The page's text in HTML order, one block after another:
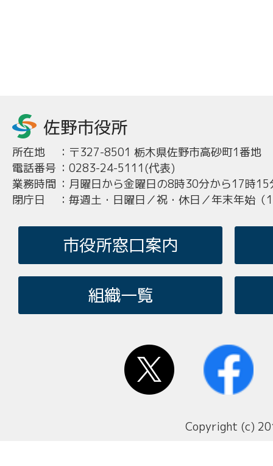
所在地 ： 〒327-8501 栃木県佐野市高砂町1番地
電話番号 ： 0283-24-5111(代表)
業務時間 ： 月曜日から金曜日の8時30分から17時15
閉庁日
： 毎週土・日曜日／祝・休日／年末年始
市役所窓口案内
組織一覧
Copyright (c)